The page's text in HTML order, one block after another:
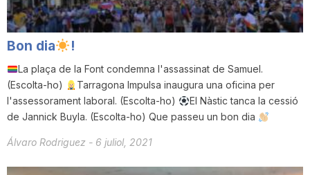
u
a
t
Bon dia !
La plaça de la Font condemna l'assassinat de Samuel.
(Escolta-ho)
Tarragona Impulsa inaugura una oficina per
l'assessorament laboral. (Escolta-ho)
El Nàstic tanca la cessió
de Jannick Buyla. (Escolta-ho) Que passeu un bon dia
Álvaro Rodriguez - 6 juliol, 2021